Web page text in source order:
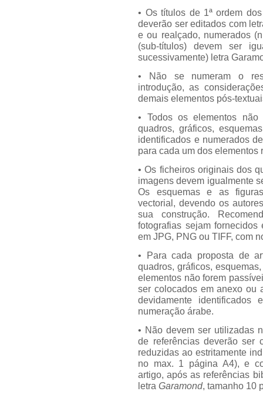
• Os títulos de 1ª ordem
deverão ser editados com
e ou realçado, numerados
(sub-títulos) devem ser
sucessivamente) letra
• Não se numeram o
introdução, as
demais elementos pós-
• Todos os elementos
quadros, gráficos,
identificados e numerados
para cada um dos
• Os ficheiros originais dos
imagens devem igualmente
Os esquemas e as
vectorial, devendo os
sua construção.
fotografias sejam
em JPG, PNG ou TIFF, com
• Para cada proposta de
quadros, gráficos,
elementos não forem
ser colocados em anexo ou
devidamente identificados
numeração árabe.
• Não devem ser utilizadas
de referências deverão ser
reduzidas ao estritamente
no max. 1 página A4), e
artigo, após as referências
letraGaramond, tamanho 10